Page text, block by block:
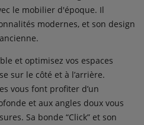
le mobilier d'époque. Il
modernes, et son design
et optimisez vos espaces
sur le côté et à l’arrière.
vous font profiter d’un
et aux angles doux vous
Sa bonde “Click” et son